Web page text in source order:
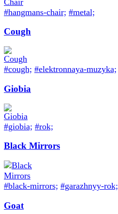
#hangmans-chair; #metal;
Cough
#cough; #elektronnaya-muzyka;
Giobia
#giobia; #rok;
Black Mirrors
#black-mirrors; #garazhnyy-rok;
Goat